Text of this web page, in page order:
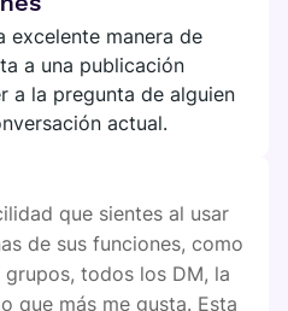
excelente manera de
a una publicación
a la pregunta de alguien
actual.
que sientes al usar
de sus funciones, como
todos los DM, la
que más me gusta. Esta